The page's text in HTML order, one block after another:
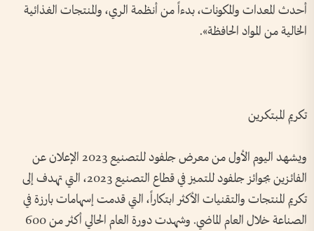
أحدث المعدات والمكونات، بدءاً من أنظمة الري، والمنتجات الغذائية
الخالية من المواد الحافظة».
تكريم المبتكرين
ويشهد اليوم الأول من معرض جلفود للتصنيع 2023 الإعلان عن
الفائزين بجوائز جلفود للتميز في قطاع التصنيع 2023، التي تهدف إلى
تكريم المنتجات والتقنيات الأكثر ابتكاراً، التي قدمت إسهامات بارزة في
الصناعة خلال العام الماضي. وشهدت دورة العام الحالي أكثر من 600